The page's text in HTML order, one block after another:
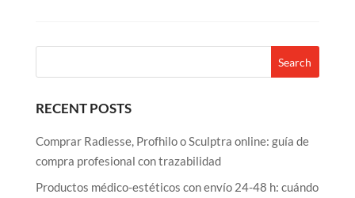
RECENT POSTS
Comprar Radiesse, Profhilo o Sculptra online: guía de
compra profesional con trazabilidad
Productos médico-estéticos con envío 24-48 h: cuándo